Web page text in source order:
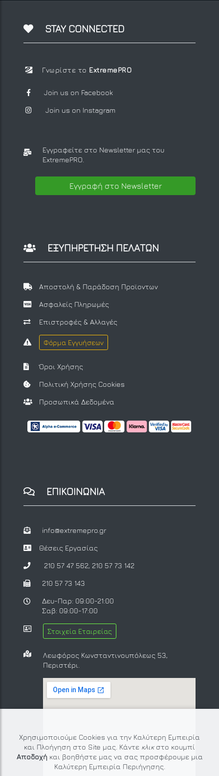
Χρησιμοποιούμε Cookies για την Καλύτερη Εμπειρία
και Πλοήγηση στο Site μας. Κάντε κλικ στο κουμπί
Αποδοχήκαι βοηθήστε μας να σας προσφέρουμε μια
Καλύτερη Εμπειρία Περιήγησης.
STAY CONNECTED
Γνωρίστε το ExtremePRO
Join us on Facebook
Join us on Instagram
Εγγραφείτε στο Newsletter μας του
ExtremePRO.
Εγγραφή στο Newsletter
ΕΞΥΠΗΡΕΤΗΣΗ ΠΕΛΑΤΩΝ
Αποστολή & Παράδοση Προϊοντων
Ασφαλείς Πληρωμές
Επιστροφές & Αλλαγές
Φόρμα Εγγυήσεων
Όροι Χρήσης
Πολιτική Χρήσης Cookies
Προσωπικά Δεδομένα
ΕΠΙΚΟΙΝΩΝΙΑ
info@extremepro.gr
Θέσεις Εργασίας
210 57 47 562, 210 57 73 142
210 57 73 143
Δευ-Παρ: 09:00-21:00
Σαβ: 09:00-17:00
Στοιχεία Εταιρείας
Λεωφόρος Κωνσταντινουπόλεως 53,
Περιστέρι.